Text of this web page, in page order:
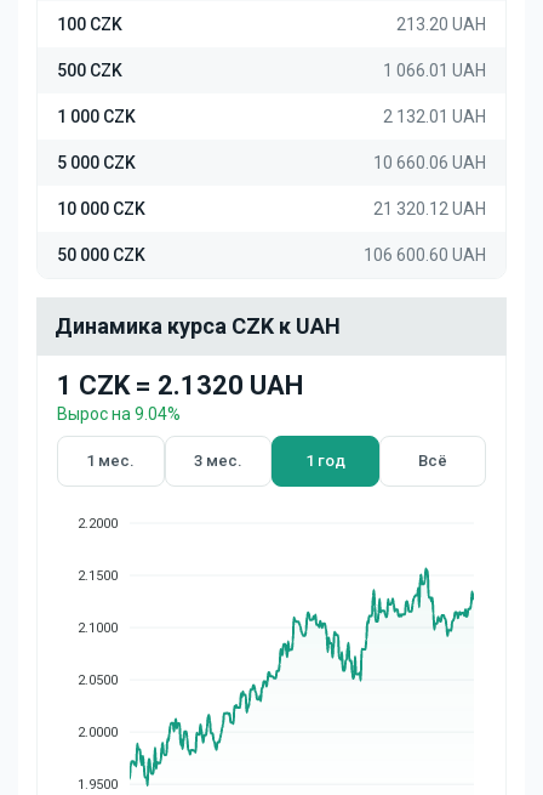
100 CZK 213.20 UAH
500 CZK 1 066.01 UAH
1 000 CZK 2 132.01 UAH
5 000 CZK 10 660.06 UAH
10 000 CZK 21 320.12 UAH
50 000 CZK 106 600.60 UAH
Динамика курса CZK к UAH
1 CZK = 2.1320 UAH
Вырос на 9.04%
1 мес. 3 мес. 1 год Всё
2.2000
2.1500
2.1000
2.0500
2.0000
1.9500